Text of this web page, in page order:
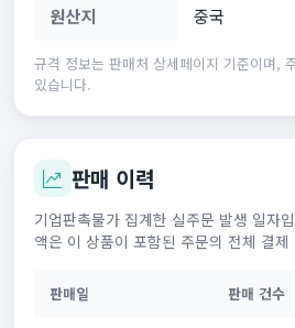
원산지 중국
규격 정보는 판매처 상세페이지 기준이며,
있습니다.
판매 이력
기업판촉물가 집계한 실주문 발생 일자
액은 이 상품이 포함된 주문의 전체 결
판매일 판매 건수